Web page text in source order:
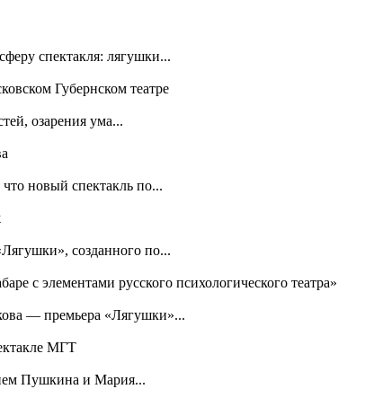
спектакля: лягушки...
Губернском театре
озарения ума...
что новый спектакль по...
созданного по...
с элементами русского психологического театра»
— премьера «Лягушки»...
МГТ
Пушкина и Мария...